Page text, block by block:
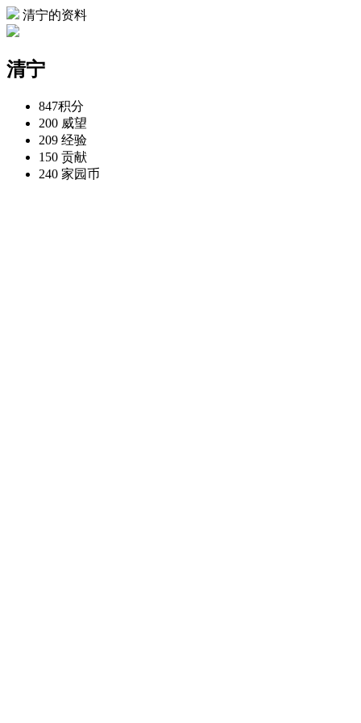
清宁的资料
清宁
847积分
200 威望
209 经验
150 贡献
240 家园币